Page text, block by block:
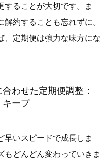
することが大切です。ま
約することも忘れずに。
、定期便は強力な味方にな
わせた定期便調整：
キープ
早いスピードで成長しま
もどんどん変わっていきま